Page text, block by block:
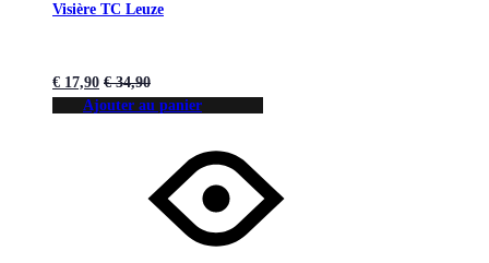
Visière TC Leuze
€ 17,90 €34,90
Ajouter au panier